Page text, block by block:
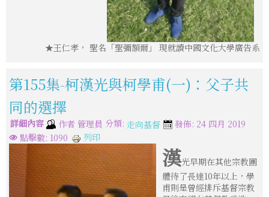
★王仁孝， 聖名「聖彌額爾」 現就讀中國文化大學廣告系
第155集-柯漢光與柯學甫(一)：父子共
同的選擇
詳細內容 作者 管理員 分類: 走向基督
發佈: 24 四月 2019
點擊數: 1090
列印
漢光早期在其他宗教團
體待了長達10年以上，學
甫則是曾經排斥基督宗教